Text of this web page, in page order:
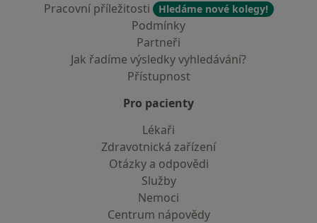
Pracovní příležitosti
Hledáme nové kolegy!
Podmínky
Partneři
Jak řadíme výsledky vyhledávání?
Přístupnost
Pro pacienty
Lékaři
Zdravotnická zařízení
Otázky a odpovědi
Služby
Nemoci
Centrum nápovědy